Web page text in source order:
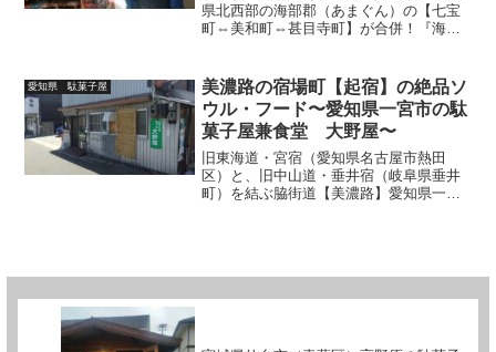
県北西部の海部郡（あまぐん）の【七宝
町⇔美和町⇔甚目寺町】が合併！『海部
（かいふ）俊樹氏（第76・77代内閣総理
大臣）と間違えそう・...
愛知県 駄菓子屋
美濃路の宿場町【起宿】の絶品ソ
ウル・フード〜愛知県一宮市の駄
菓子屋兼食堂 大野屋〜
旧東海道・宮宿（愛知県名古屋市熱田
区）と、旧中山道・垂井宿（岐阜県垂井
町）を結ぶ脇街道【美濃路】愛知県一宮